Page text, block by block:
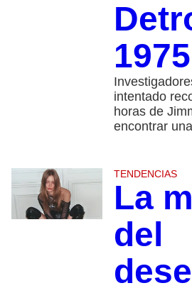
1975
intentado
horas de
encontrar
TENDENCIAS
La
del